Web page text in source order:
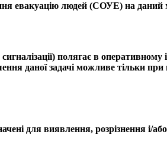
евакуацію людей (СОУЕ) на даний
полягає в
даної задачі можливе тільки
для виявлення, розрізнення і/